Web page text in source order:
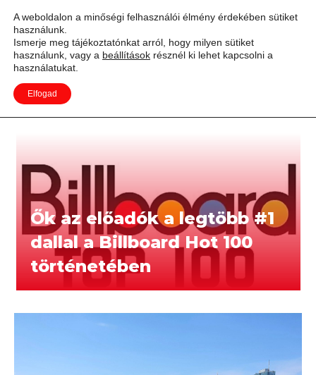
Adás
Hírek
Ők az előadók a legtöbb #1
dallal a Billboard Hot 100
történetében
A weboldalon a minőségi felhasználói élmény érdekében sütiket
használunk.
Ismerje meg tájékoztatónkat arról, hogy milyen sütiket
használunk, vagy a beállítások résznél ki lehet kapcsolni a
használatukat.
Elfogad